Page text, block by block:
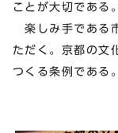
ことが大切である。
楽しみ手である
ただく。京都の文
つくる条例である。